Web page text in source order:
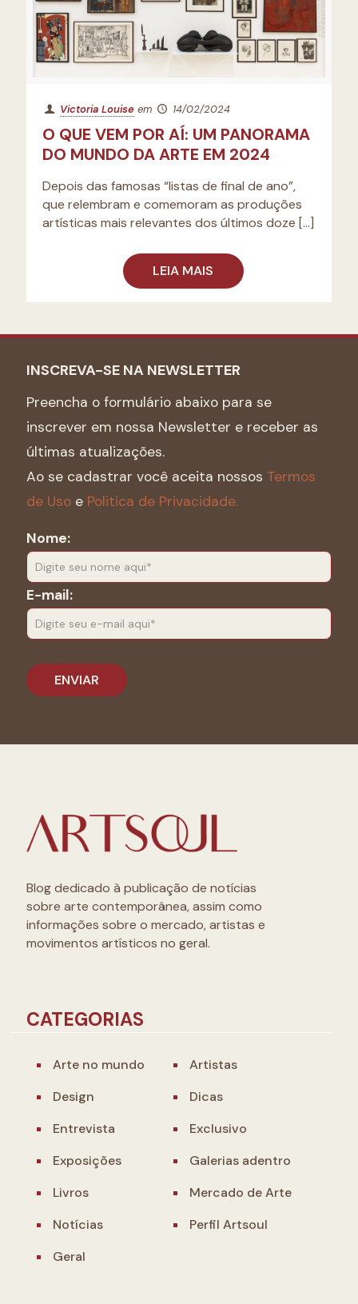
Victoria Louise em 14/02/2024
O QUE VEM POR AÍ: UM PANORAMA
DO MUNDO DA ARTE EM 2024
Depois das famosas “listas de final de ano”,
que relembram e comemoram as produções
artísticas mais relevantes dos últimos doze […]
LEIA MAIS
INSCREVA-SE NA NEWSLETTER
Preencha o formulário abaixo para se
inscrever em nossa Newsletter e receber as
últimas atualizações.
Ao se cadastrar você aceita nossos Termos
de Uso e Politica de Privacidade.
Nome:
E-mail:
Blog dedicado à publicação de notícias
sobre arte contemporânea, assim como
informações sobre o mercado, artistas e
movimentos artísticos no geral.
CATEGORIAS
Arte no mundo
Artistas
Design
Dicas
Entrevista
Exclusivo
Exposições
Galerias adentro
Livros
Mercado de Arte
Notícias
Perfil Artsoul
Geral